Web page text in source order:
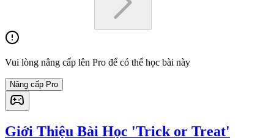
Vui lòng nâng cấp lên Pro để có thể học bài này
Nâng cấp Pro
Giới Thiệu Bài Học 'Trick or Treat'